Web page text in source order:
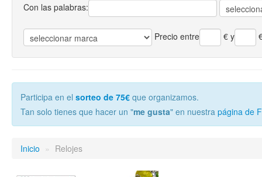
Con las palabras:
Precio entre €y
Participa en el sorteo de 75€ que organizamos.
Tan solo tienes que hacer un "me gusta" en nuestra página de
Inicio » Relojes